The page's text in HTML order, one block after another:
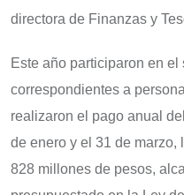
directora de Finanzas y
Este año participaron en
correspondientes a
realizaron el pago anual
de enero y el 31 de
828 millones de pesos,